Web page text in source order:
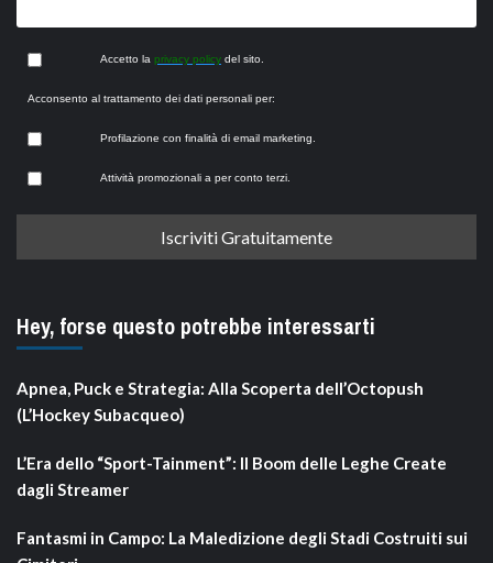
Accetto la privacy policy del sito.
Acconsento al trattamento dei dati personali per:
Profilazione con finalità di email marketing.
Attività promozionali a per conto terzi.
Hey, forse questo potrebbe interessarti
Apnea, Puck e Strategia: Alla Scoperta dell’Octopush
(L’Hockey Subacqueo)
L’Era dello “Sport-Tainment”: Il Boom delle Leghe Create
dagli Streamer
Fantasmi in Campo: La Maledizione degli Stadi Costruiti sui